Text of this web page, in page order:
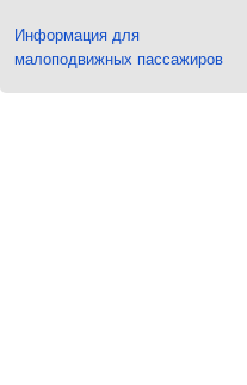
Информация для
малоподвижных пассажиров